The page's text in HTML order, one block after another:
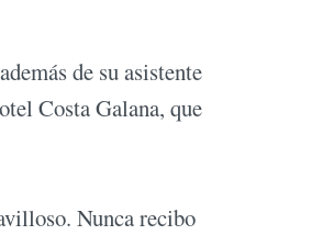
de su asistente
Costa Galana, que
Nunca recibo